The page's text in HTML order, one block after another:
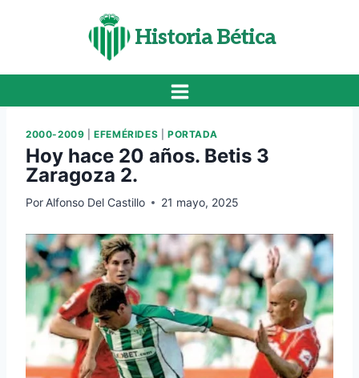
Historia Bética
2000-2009 |EFEMÉRIDES PORTADA
Hoy hace 20 años. Betis 3
Zaragoza 2.
Por Alfonso Del Castillo 21 mayo, 2025